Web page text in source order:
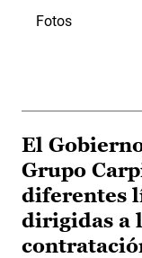
Fotos
El
Grupo
diferentes
dirigidas a